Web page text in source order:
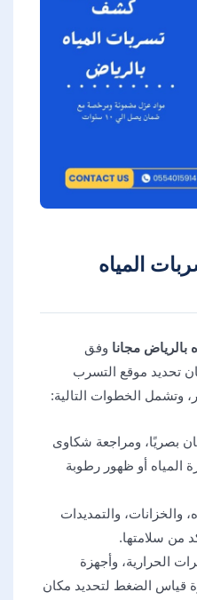
المياه
مجانا وفق
تحديد موقع التسرب
وتشمل الخطوات التالية:
بصريًا، ومراجعة شكاوى
المياه أو ظهور رطوبة
والخزانات، والتمديدات
من سلامتها.
الحرارية، وأجهزة
قياس الضغط لتحديد مكان